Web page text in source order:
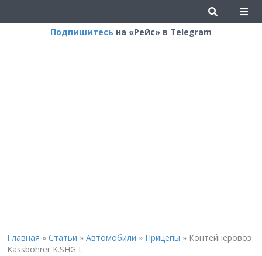
Подпишитесь на «Рейс» в Telegram
Главная » Статьи » Автомобили » Прицепы » Контейнеровоз
Kassbohrer K.SHG L